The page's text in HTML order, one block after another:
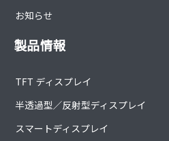
お知らせ
製品情報
TFT ディスプレイ
半透過型／反射型ディスプレイ
スマートディスプレイ